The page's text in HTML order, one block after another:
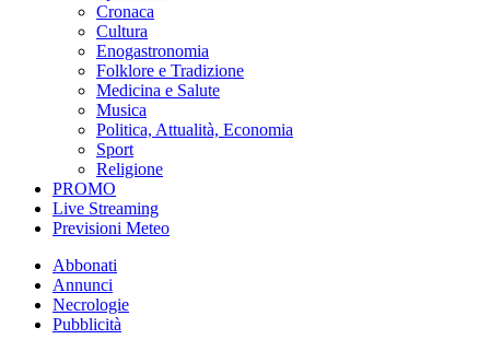
Cronaca
Cultura
Enogastronomia
Folklore e Tradizione
Medicina e Salute
Musica
Politica, Attualità, Economia
Sport
Religione
PROMO
Live Streaming
Previsioni Meteo
Abbonati
Annunci
Necrologie
Pubblicità